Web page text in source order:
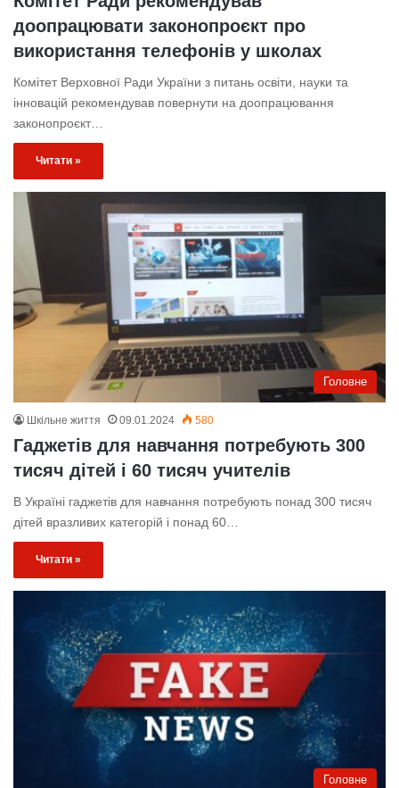
доопрацювати законопроєкт про
використання телефонів у школах
Комітет Верховної Ради України з питань освіти, науки та
інновацій рекомендував повернути на доопрацювання
законопроєкт…
Читати »
Головне
Шкільне життя 09.01.2024 580
Гаджетів для навчання потребують 300
тисяч дітей і 60 тисяч учителів
В Україні гаджетів для навчання потребують понад 300 тисяч
дітей вразливих категорій і понад 60…
Читати »
Головне